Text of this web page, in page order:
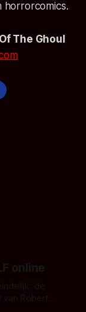
horrorcomics.
The Ghoul
online
de
van Robert